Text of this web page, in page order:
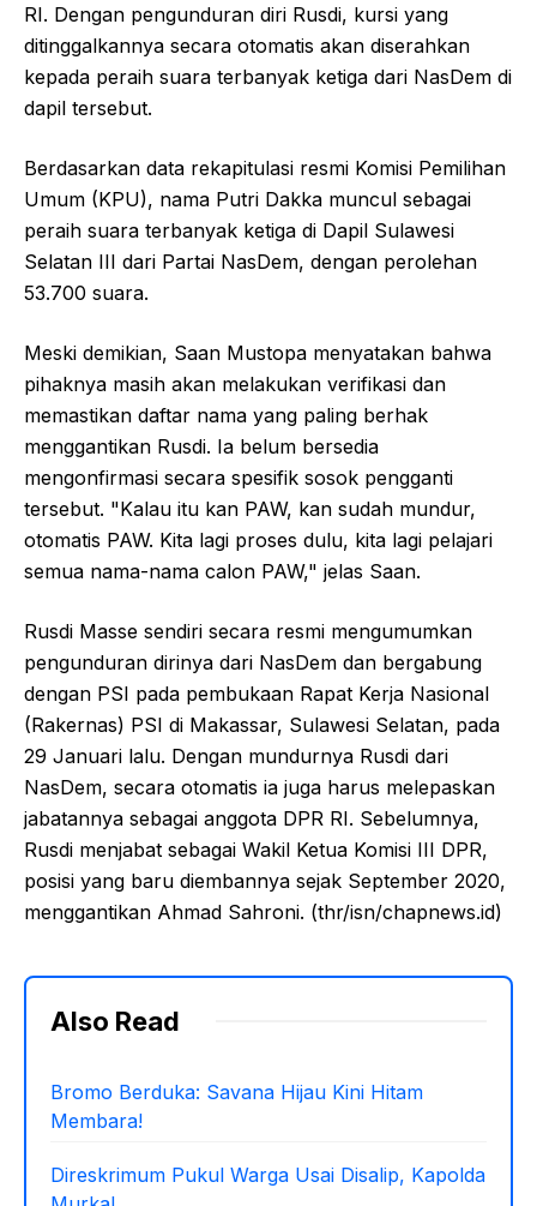
RI. Dengan pengunduran diri Rusdi, kursi yang
ditinggalkannya secara otomatis akan diserahkan
kepada peraih suara terbanyak ketiga dari NasDem di
dapil tersebut.
Berdasarkan data rekapitulasi resmi Komisi Pemilihan
Umum (KPU), nama Putri Dakka muncul sebagai
peraih suara terbanyak ketiga di Dapil Sulawesi
Selatan III dari Partai NasDem, dengan perolehan
53.700 suara.
Meski demikian, Saan Mustopa menyatakan bahwa
pihaknya masih akan melakukan verifikasi dan
memastikan daftar nama yang paling berhak
menggantikan Rusdi. Ia belum bersedia
mengonfirmasi secara spesifik sosok pengganti
tersebut. "Kalau itu kan PAW, kan sudah mundur,
otomatis PAW. Kita lagi proses dulu, kita lagi pelajari
semua nama-nama calon PAW," jelas Saan.
Rusdi Masse sendiri secara resmi mengumumkan
pengunduran dirinya dari NasDem dan bergabung
dengan PSI pada pembukaan Rapat Kerja Nasional
(Rakernas) PSI di Makassar, Sulawesi Selatan, pada
29 Januari lalu. Dengan mundurnya Rusdi dari
NasDem, secara otomatis ia juga harus melepaskan
jabatannya sebagai anggota DPR RI. Sebelumnya,
Rusdi menjabat sebagai Wakil Ketua Komisi III DPR,
posisi yang baru diembannya sejak September 2020,
menggantikan Ahmad Sahroni. (thr/isn/chapnews.id)
Also Read
Bromo Berduka: Savana Hijau Kini Hitam
Membara!
Direskrimum Pukul Warga Usai Disalip, Kapolda